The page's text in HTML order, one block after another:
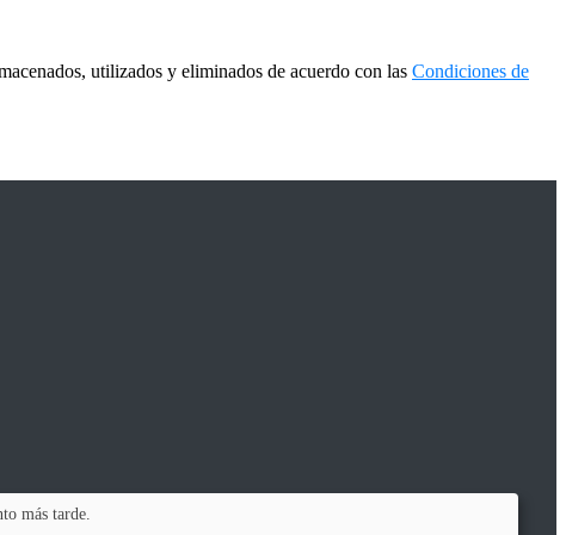
utilizados y eliminados de acuerdo con las Condiciones de
más tarde.